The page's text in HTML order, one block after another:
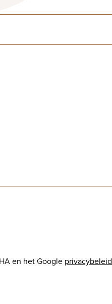
en het Google privacybeleid